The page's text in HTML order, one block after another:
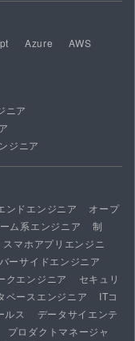
Azure
AWS
ニア
ジニア
ンドエンジニア
オープ
ム系エンジニア
制
スマホアプリエンジニ
ーサイドエンジニア
クエンジニア
セキュリ
ベースエンジニア
ITコ
ルス
データサイエンテ
プロダクトマネージャ